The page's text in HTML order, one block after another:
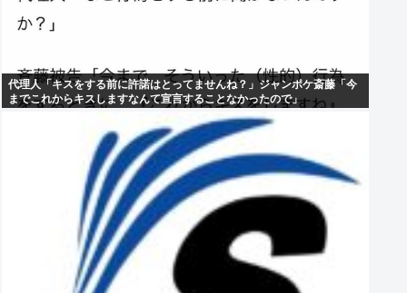
代理人「キスをする前に許諾はとってませんね？」ジャンポケ斎藤「今
までこれからキスしますなんて宣言することなかったので」